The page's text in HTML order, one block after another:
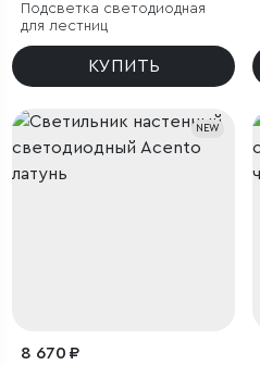
Подсветка светодиодная
для лестниц
КУПИТЬ
NEW
8 670 ₽